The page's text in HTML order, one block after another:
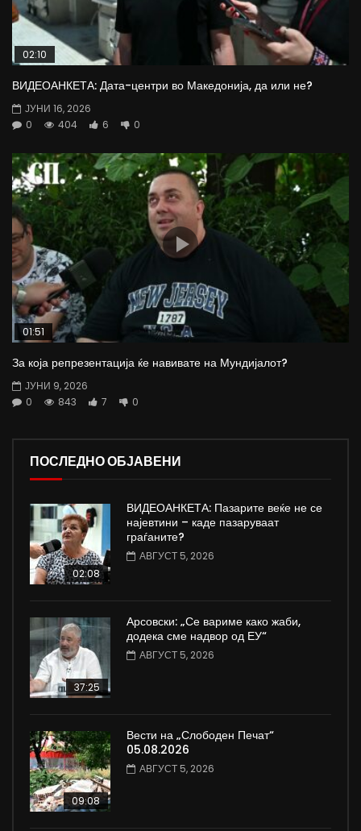
02:10
ВИДЕОАНКЕТА: Дата-центри во Македонија, да или не?
ЈУНИ 16, 2026
0
404 6 0
01:51
За која репрезентација ќе навивате на Мундијалот?
ЈУНИ 9, 2026
0
843 7 0
ПОСЛЕДНО ОБЈАВЕНИ
02:08
ВИДЕОАНКЕТА: Пазарите веќе не се
најевтини – каде пазаруваат
граѓаните?
АВГУСТ 5, 2026
37:25
Арсовски: „Се вариме како жаби,
додека сме надвор од ЕУ“
АВГУСТ 5, 2026
09:08
Вести на „Слободен Печат“
05.08.2026
АВГУСТ 5, 2026